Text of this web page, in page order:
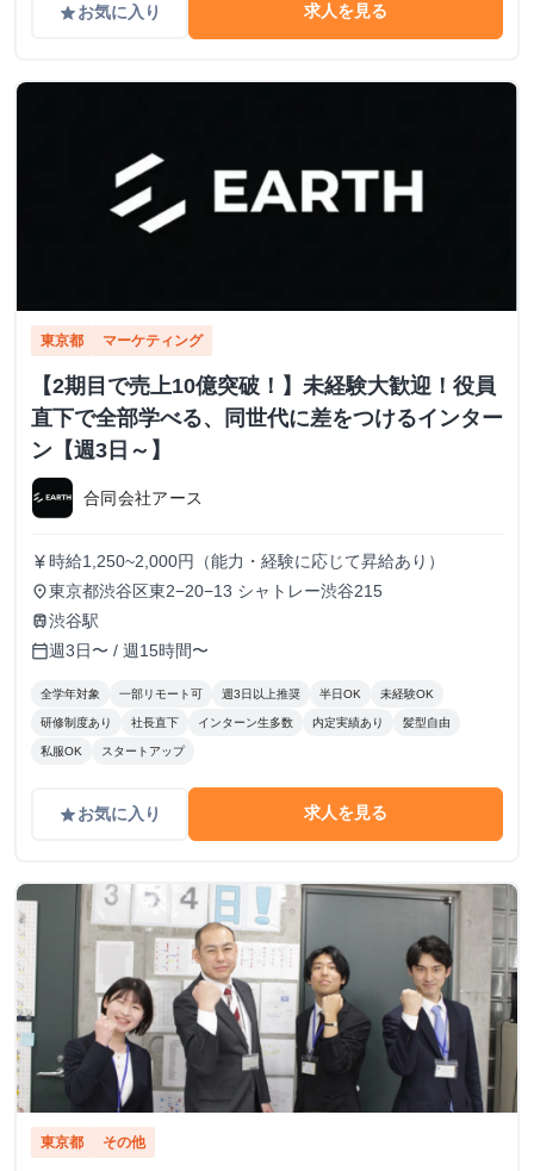
gradeお気に入り 求人を見る
東京都 マーケティング
【2期目で売上10億突破！】未経験大歓迎！役員
直下で全部学べる、同世代に差をつけるインター
ン【週3日～】
合同会社アース
currency_yen 時給1,250~2,000円（能力・経験に応じて昇給あり）
place東京都渋谷区東2−20−13 シャトレー渋谷215
train渋谷駅
calendar_today週3日〜 / 週15時間〜
全学年対象 一部リモート可 週3日以上推奨 半日OK 未経験OK
研修制度あり 社長直下 インターン生多数 内定実績あり 髪型自由
私服OK スタートアップ
gradeお気に入り 求人を見る
東京都 その他